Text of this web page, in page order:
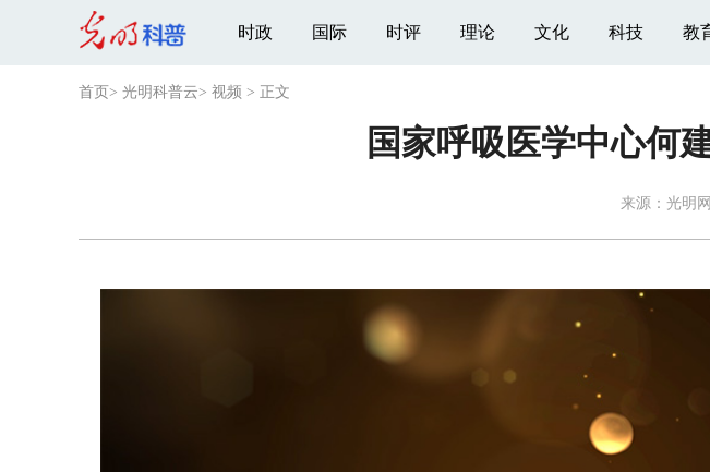
时政 国际 时评 理论 文化 科技 教
首页 > 光明科普云> 视频 > 正文
国家呼吸医学中心何
来源：光明网